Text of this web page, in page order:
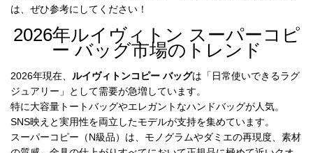
ラ
キ
新
作
特
は、ぜひ参考にしてください！
2026年ルイヴィトン スーパーコピ
ー バッグ市場のトレンド
2026年現在、 ルイヴィトンコピー バッグは「日常使いできるラグ
ジュアリー」として需要が急増しています。
特に大容量トートバッグやエレガントなハンドバッグが人気。
SNS映えと実用性を両立したモデルが支持を集めています。
スーパーコピー（N級品）は、モノグラムやダミエの再現度、素材